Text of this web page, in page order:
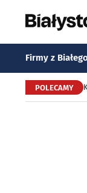
Firmy z
POLECAMY